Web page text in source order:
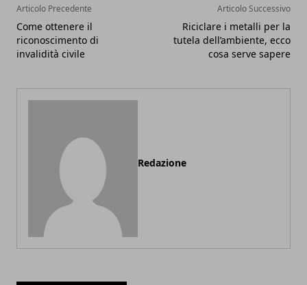
Articolo Precedente
Come ottenere il
riconoscimento di
invalidità civile
Articolo Successivo
Riciclare i metalli per la
tutela dell’ambiente, ecco
cosa serve sapere
Redazione